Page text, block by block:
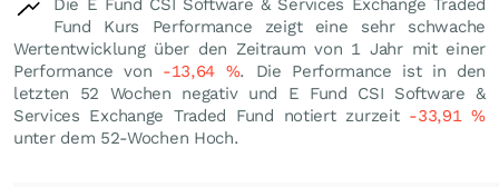
Die E Fund CSI Software & Services Exchange Traded
Fund Kurs Performance zeigt eine sehr schwache
Wertentwicklung über den Zeitraum von 1 Jahr mit einer
Performance von -13,64 %. Die Performance ist in den
letzten 52 Wochen negativ und E Fund CSI Software &
Services Exchange Traded Fund notiert zurzeit -33,91%
unter dem 52-Wochen Hoch.